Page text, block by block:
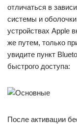
отличаться в
системы и
устройствах Apple
же путем, только
увидите пункт
быстрого доступа:
После активации